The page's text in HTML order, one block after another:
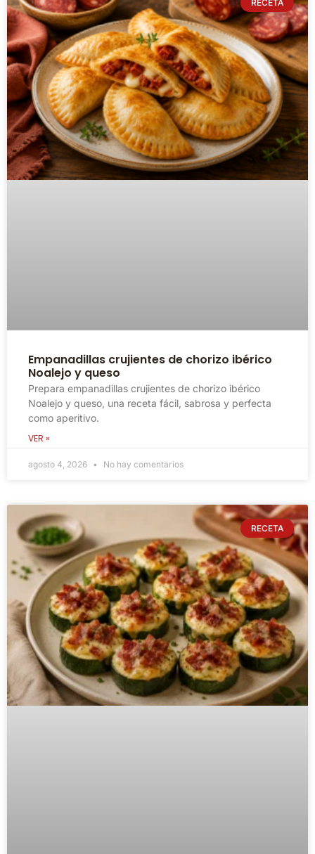
RECETA
Empanadillas crujientes de chorizo ibérico
Noalejo y queso
Prepara empanadillas crujientes de chorizo ibérico
Noalejo y queso, una receta fácil, sabrosa y perfecta
como aperitivo.
VER »
agosto 4, 2026 No hay comentarios
RECETA